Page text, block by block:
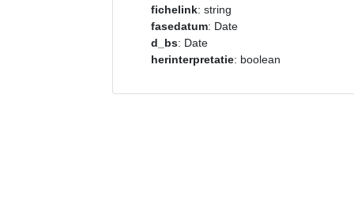
fichelink: string
fasedatum: Date
d_bs: Date
herinterpretatie: boolean